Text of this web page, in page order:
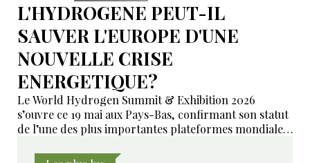
L'HYDROGENE PEUT-IL
SAUVER L'EUROPE D'UNE
NOUVELLE CRISE
ENERGETIQUE?
Le World Hydrogen Summit & Exhibition 2026
s’ouvre ce 19 mai aux Pays-Bas, confirmant son statut
de l’une des plus importantes plateformes mondiales
infrastructures, aux investissements et à la